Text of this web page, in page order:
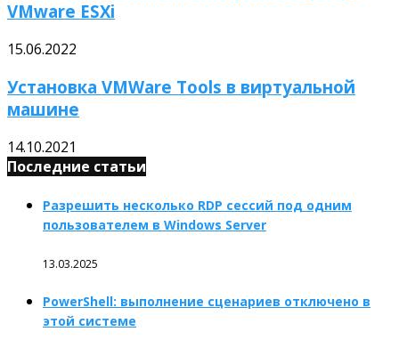
VMware ESXi
15.06.2022
Установка VMWare Tools в виртуальной
машине
14.10.2021
Последние статьи
Разрешить несколько RDP сессий под одним
пользователем в Windows Server
13.03.2025
PowerShell: выполнение сценариев отключено в
этой системе